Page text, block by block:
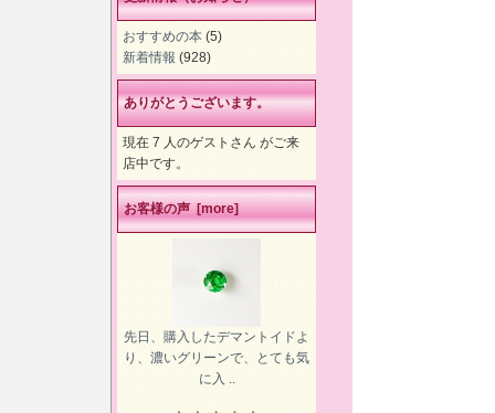
おすすめの本 (5)
新着情報 (928)
ありがとうございます。
現在 7 人のゲストさん がご来
店中です。
お客様の声 [more]
先日、購入したデマントイドよ
り、濃いグリーンで、とても気
に入 ..